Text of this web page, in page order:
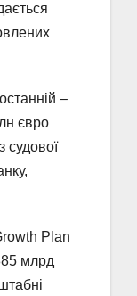
–
євро
судової
Plan
млрд